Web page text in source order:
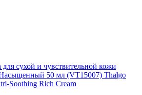
сухой и чувствительной кожи
50 мл (VT15007) Thalgo
Soothing Rich Cream